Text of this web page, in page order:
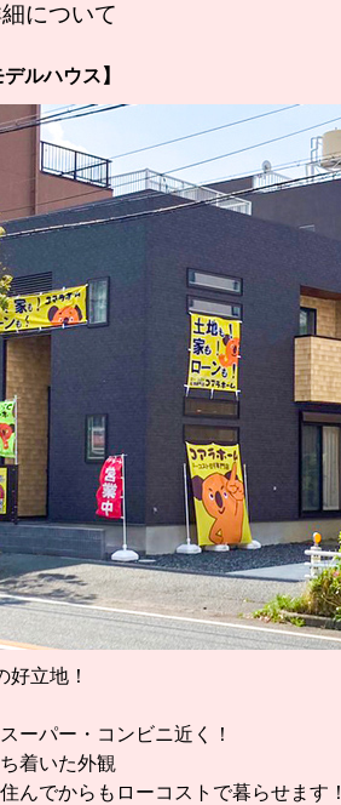
について
ルハウス】
好立地！
ーパー・コンビニ近く！
着いた外観
んでからもローコストで暮らせます！